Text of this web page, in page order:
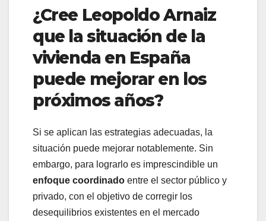
¿Cree Leopoldo Arnaiz
que la situación de la
vivienda en España
puede mejorar en los
próximos años?
Si se aplican las estrategias adecuadas, la
situación puede mejorar notablemente. Sin
embargo, para lograrlo es imprescindible un
enfoque coordinado entre el sector público y
privado, con el objetivo de corregir los
desequilibrios existentes en el mercado